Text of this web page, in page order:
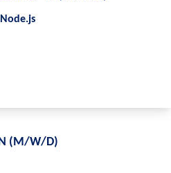
(M/W/D)